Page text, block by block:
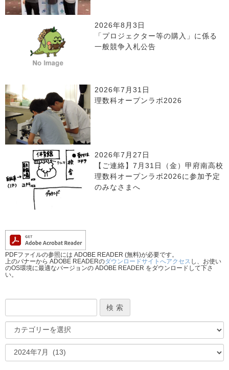
2026年8月3日
「プロジェクター等の購入」に係る
一般競争入札公告
2026年7月31日
理数科オープンラボ2026
2026年7月27日
【ご連絡】7月31日（金）甲府南高校
理数科オープンラボ2026に参加予定
のみなさまへ
PDFファイルの参照には ADOBE READER (無料)が必要です。
上のバナーから ADOBE READERのダウンロードサイトへアクセス し、お使い
のOS環境に最適なバージョンの ADOBE READER をダウンロードして下さ
い。